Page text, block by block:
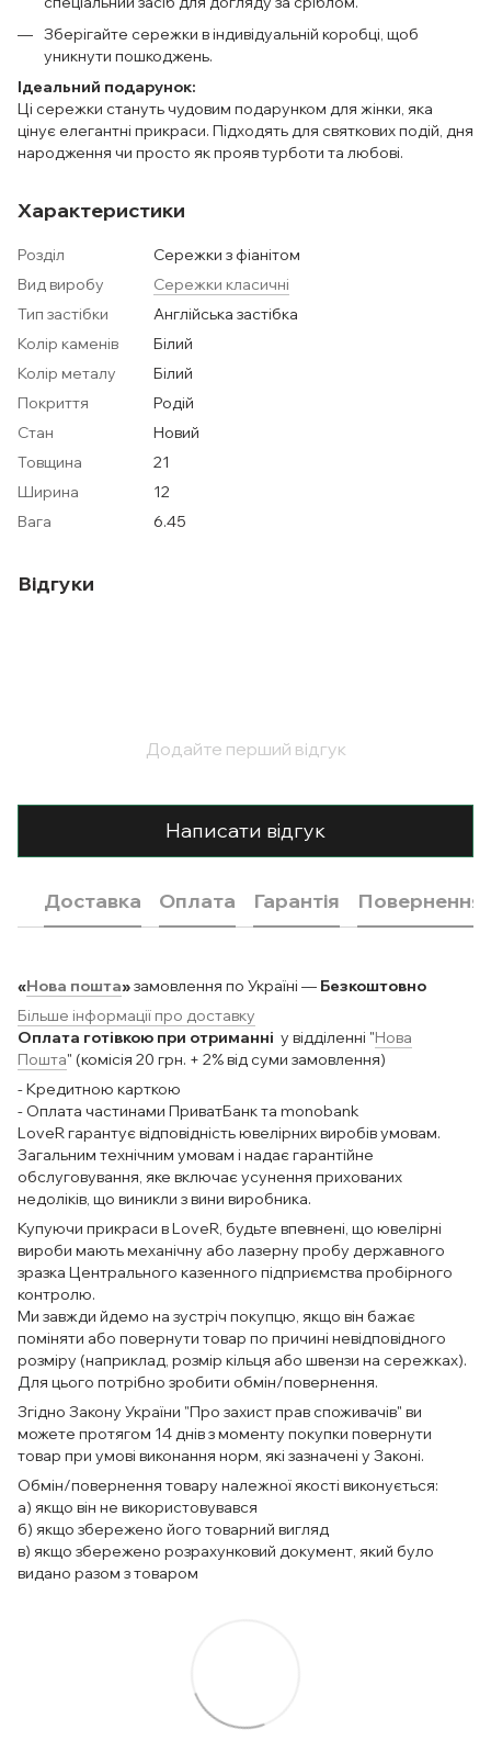
Зберігайте сережки в індивідуальній коробці, щоб
уникнути пошкоджень.
Ідеальний подарунок:
Ці сережки стануть чудовим подарунком для жінки, яка
цінує елегантні прикраси. Підходять для святкових подій, дня
народження чи просто як прояв турботи та любові.
Характеристики
Розділ
Сережки з фіанітом
Вид виробу
Сережки класичні
Тип застібки
Англійська застібка
Колір каменів
Білий
Колір металу
Білий
Покриття
Родій
Стан
Новий
Товщина
21
Ширина
12
Вага
6.45
Відгуки
Додайте перший відгук
Написати відгук
Доставка Оплата Гарантія Повернення
«Нова пошта»замовлення по Україні — Безкоштовно
Більше інформації про доставку
Оплата готівкою при отриманні у відділенні "Нова
Пошта" (комісія 20 грн. + 2% від суми замовлення)
- Кредитною карткою
- Оплата частинами ПриватБанк та monobank
LoveR гарантує відповідність ювелірних виробів умовам.
Загальним технічним умовам і надає гарантійне
обслуговування, яке включає усунення прихованих
недоліків, що виникли з вини виробника.
Купуючи прикраси в LoveR, будьте впевнені, що ювелірні
вироби мають механічну або лазерну пробу державного
зразка Центрального казенного підприємства пробірного
контролю.
Ми завжди йдемо на зустріч покупцю, якщо він бажає
поміняти або повернути товар по причині невідповідного
розміру (наприклад, розмір кільця або швензи на сережках).
Для цього потрібно зробити обмін/повернення.
Згідно Закону України "Про захист прав споживачів" ви
можете протягом 14 днів з моменту покупки повернути
товар при умові виконання норм, які зазначені у Законі.
Обмін/повернення товару належної якості виконується:
а) якщо він не використовувався
б) якщо збережено його товарний вигляд
в) якщо збережено розрахунковий документ, який було
видано разом з товаром